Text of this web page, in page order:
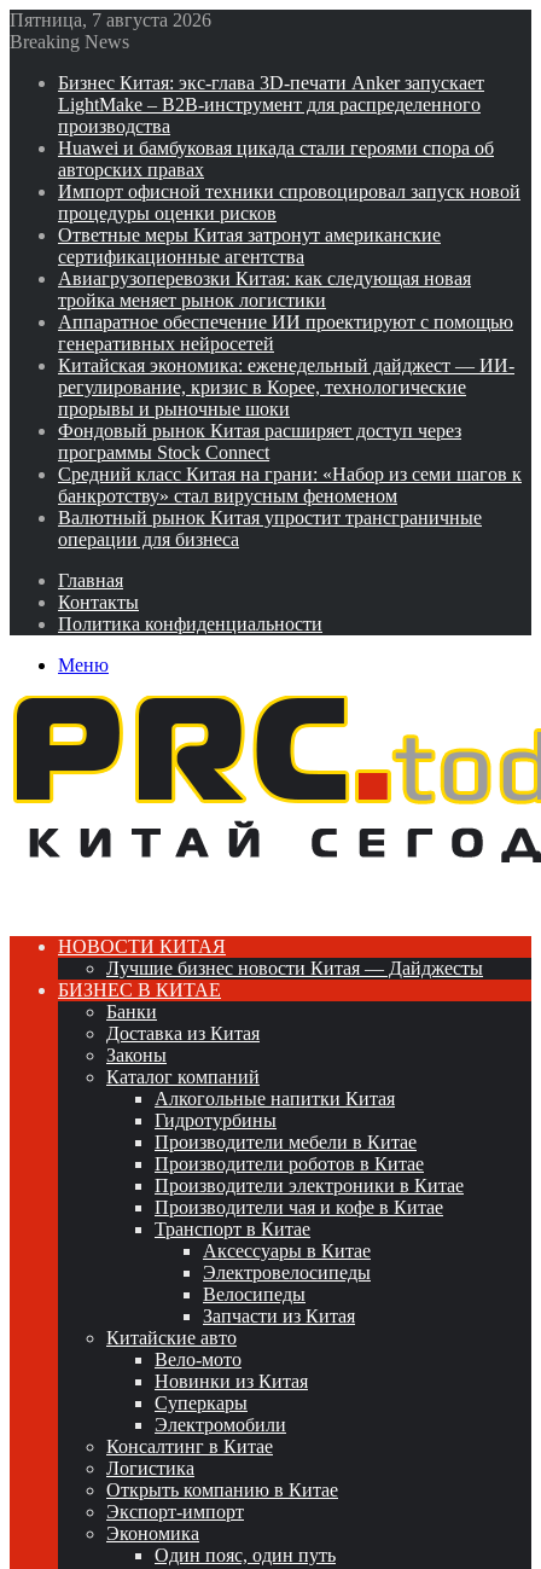
Пятница, 7 августа 2026
Breaking News
Бизнес Китая: экс-глава 3D-печати Anker запускает
LightMake – B2B-инструмент для распределенного
производства
Huawei и бамбуковая цикада стали героями спора об
авторских правах
Импорт офисной техники спровоцировал запуск новой
процедуры оценки рисков
Ответные меры Китая затронут американские
сертификационные агентства
Авиагрузоперевозки Китая: как следующая новая
тройка меняет рынок логистики
Аппаратное обеспечение ИИ проектируют с помощью
генеративных нейросетей
Китайская экономика: еженедельный дайджест — ИИ-
регулирование, кризис в Корее, технологические
прорывы и рыночные шоки
Фондовый рынок Китая расширяет доступ через
программы Stock Connect
Средний класс Китая на грани: «Набор из семи шагов к
банкротству» стал вирусным феноменом
Валютный рынок Китая упростит трансграничные
операции для бизнеса
Главная
Контакты
Политика конфиденциальности
Меню
НОВОСТИ КИТАЯ
Лучшие бизнес новости Китая — Дайджесты
БИЗНЕС В КИТАЕ
Банки
Доставка из Китая
Законы
Каталог компаний
Алкогольные напитки Китая
Гидротурбины
Производители мебели в Китае
Производители роботов в Китае
Производители электроники в Китае
Производители чая и кофе в Китае
Транспорт в Китае
Аксессуары в Китае
Электровелосипеды
Велосипеды
Запчасти из Китая
Китайские авто
Вело-мото
Новинки из Китая
Суперкары
Электромобили
Консалтинг в Китае
Логистика
Открыть компанию в Китае
Экспорт-импорт
Экономика
Один пояс, один путь